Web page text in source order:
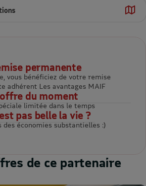
permanente
vous bénéficiez de votre remise
adhérent Les avantages MAIF
du moment
limitée dans le temps
pas belle la vie ?
des économies substantielles :)
de ce partenaire